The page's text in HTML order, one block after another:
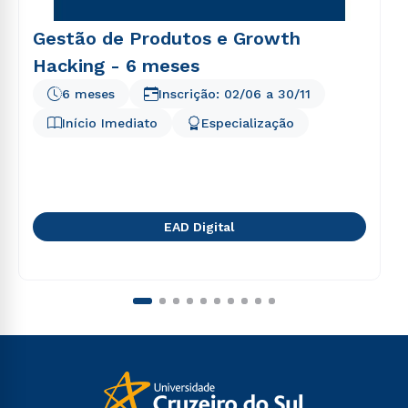
Gestão de Produtos e Growth
Hacking - 6 meses
Início Imediato
6 meses
Especialização
Inscrição: 02/06 a 30/11
EAD Digital